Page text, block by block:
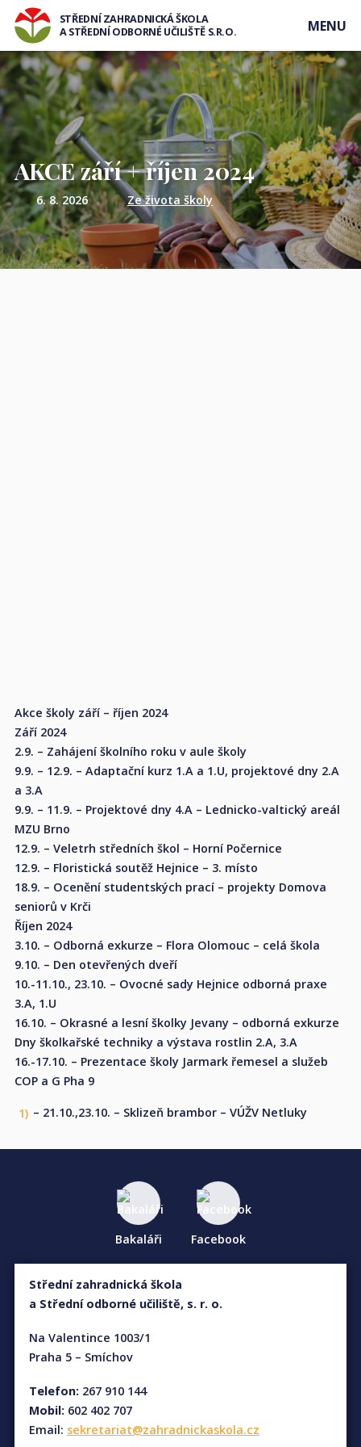
STŘEDNÍ ZAHRADNICKÁ ŠKOLA
A STŘEDNÍ ODBORNÉ UČILIŠTĚ S.R.O.
MENU
AKCE září + říjen 2024
6. 8. 2026 Ze života školy
Akce školy září – říjen 2024
Září 2024
2.9. – Zahájení školního roku v aule školy
9.9. – 12.9. – Adaptační kurz 1.A a 1.U, projektové dny 2.A
a 3.A
9.9. – 11.9. – Projektové dny 4.A – Lednicko-valtický areál
MZU Brno
12.9. – Veletrh středních škol – Horní Počernice
12.9. – Floristická soutěž Hejnice – 3. místo
18.9. – Ocenění studentských prací – projekty Domova
seniorů v Krči
Říjen 2024
3.10. – Odborná exkurze – Flora Olomouc – celá škola
9.10. – Den otevřených dveří
10.-11.10., 23.10. – Ovocné sady Hejnice odborná praxe
3.A, 1.U
16.10. – Okrasné a lesní školky Jevany – odborná exkurze
Dny školkařské techniky a výstava rostlin 2.A, 3.A
16.-17.10. – Prezentace školy Jarmark řemesel a služeb
COP a G Pha 9
– 21.10.,23.10. – Sklizeň brambor – VÚŽV Netluky
Bakaláři Facebook
Střední zahradnická škola
a Střední odborné učiliště, s. r. o.
Na Valentince 1003/1
Praha 5 – Smíchov
Telefon: 267 910 144
Mobil: 602 402 707
Email: sekretariat@zahradnickaskola.cz